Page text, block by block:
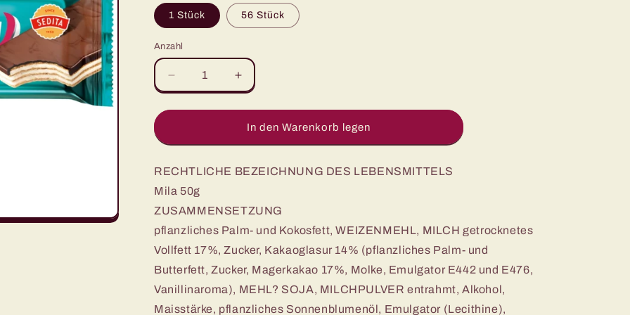
1 Stück 56 Stück
Anzahl
Anzahl
Verringere
die
Menge
Schnitte
50g
Erhöhe
die
Menge
für
Schnitte
In den Warenkorb legen
RECHTLICHE BEZEICHNUNG DES LEBENSMITTELS
Mila 50g
ZUSAMMENSETZUNG
pflanzliches Palm- und Kokosfett, WEIZENMEHL, MILCH getrocknetes
Vollfett 17%, Zucker, Kakaoglasur 14% (pflanzliches Palm- und
Butterfett, Zucker, Magerkakao 17%, Molke, Emulgator E442 und E476,
Vanillinaroma), MEHL? SOJA, MILCHPULVER entrahmt, Alkohol,
Maisstärke, pflanzliches Sonnenblumenöl, Emulgator (Lecithine),